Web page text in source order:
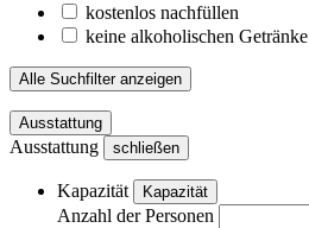
kostenlos nachfüllen
keine alkoholischen Getränke
Alle Suchfilter anzeigen
Ausstattung
Ausstattung schließen
Kapazität Kapazität
Anzahl der Personen